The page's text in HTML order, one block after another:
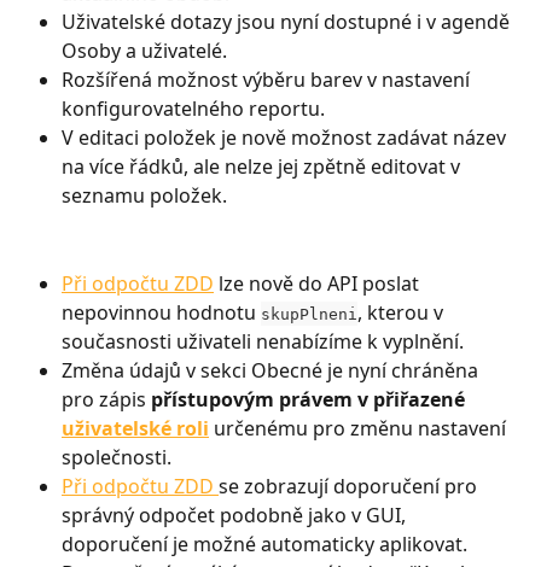
Uživatelské dotazy jsou nyní dostupné i v agendě
Osoby a uživatelé.
Rozšířená možnost výběru barev v nastavení
konfigurovatelného reportu.
V editaci položek je nově možnost zadávat název
na více řádků, ale nelze jej zpětně editovat v
seznamu položek.
Při odpočtu ZDD lze nově do API poslat
nepovinnou hodnotu skupPlneni , kterou v
současnosti uživateli nenabízíme k vyplnění.
Změna údajů v sekci Obecné je nyní chráněna
pro zápis přístupovým právem v přiřazené
uživatelské roli určenému pro změnu nastavení
společnosti.
Při odpočtu ZDD se zobrazují doporučení pro
správný odpočet podobně jako v GUI,
doporučení je možné automaticky aplikovat.